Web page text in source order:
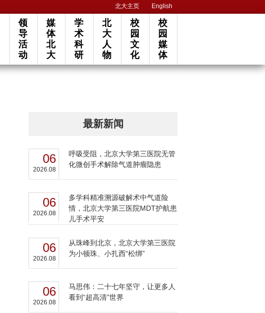
北大主页 English
领
导
活
动
媒
体
北
大
学
术
科
研
北
大
人
物
校
园
文
化
校
园
媒
体
最新新闻
06
2026.08
呼吸受阻，北京大学第三医院无管
化微创手术解除气道肿瘤隐患
06
2026.08
多学科精准溯源破解术中气道险
情，北京大学第三医院MDT护航患
儿手术平安
06
2026.08
从珠峰到北京，北京大学第三医院
为小顿珠、小扎西“松绑”
06
2026.08
马思伟：二十七年坚守，让更多人
看到“超高清”世界